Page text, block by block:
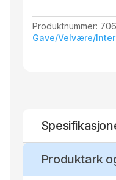
Produktnummer:
Gave/Velvære/
Produktark